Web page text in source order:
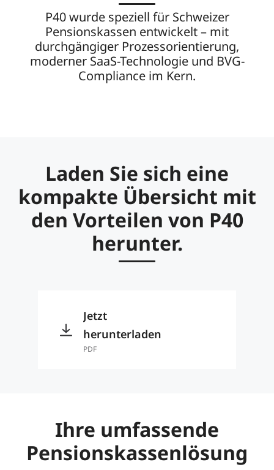
P40 wurde speziell für Schweizer
Pensionskassen entwickelt – mit
durchgängiger Prozessorientierung,
moderner SaaS-Technologie und BVG-
Compliance im Kern.
Laden Sie sich eine
kompakte Übersicht mit
den Vorteilen von P40
herunter.
Jetzt
herunterladen
PDF
Ihre umfassende
Pensionskassenlösung